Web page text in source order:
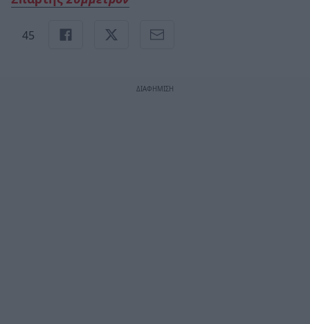
45